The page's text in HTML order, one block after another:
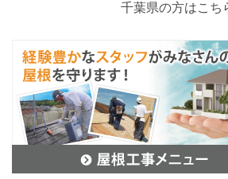
千葉県の方はこち